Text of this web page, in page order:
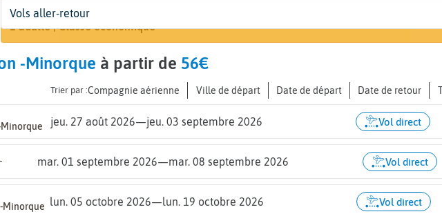
Départ
De... Minorque - Port Mahon (MAH)
Dates
Dates de votre voyage
Voyageurs | Classe
1 adulte | Classe économique
Vols aller-retour
-Minorque à partir de 56€
Trier par : Compagnie aérienne Ville de départ Date de départ Date de retour
jeu. 27 août 2026—jeu. 03 septembre 2026 Vol direct
mar. 01 septembre 2026—mar. 08 septembre 2026 Vol direct
Minorque lun. 05 octobre 2026—lun. 19 octobre 2026 Vol direct